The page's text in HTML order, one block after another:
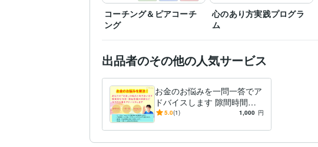
コーチング＆ピアコーチ
ング
心のあり方実践プログラ
ム
出品者のその他の人気サービス
お金のお悩みを一問一答でア
ドバイスします 隙間時間に
お金の「ちょっとした疑問」
5.0(1) 1,000 円